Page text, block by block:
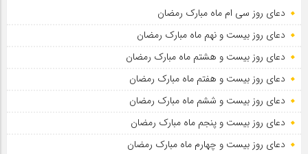
دعای روز سی ام ماه مبارک رمضان
دعای روز بیست و نهم ماه مبارک رمضان
دعای روز بیست و هشتم ماه مبارک رمضان
دعای روز بیست و هفتم ماه مبارک رمضان
دعای روز بیست و ششم ماه مبارک رمضان
دعای روز بیست و پنجم ماه مبارک رمضان
دعای روز بیست و چهارم ماه مبارک رمضان